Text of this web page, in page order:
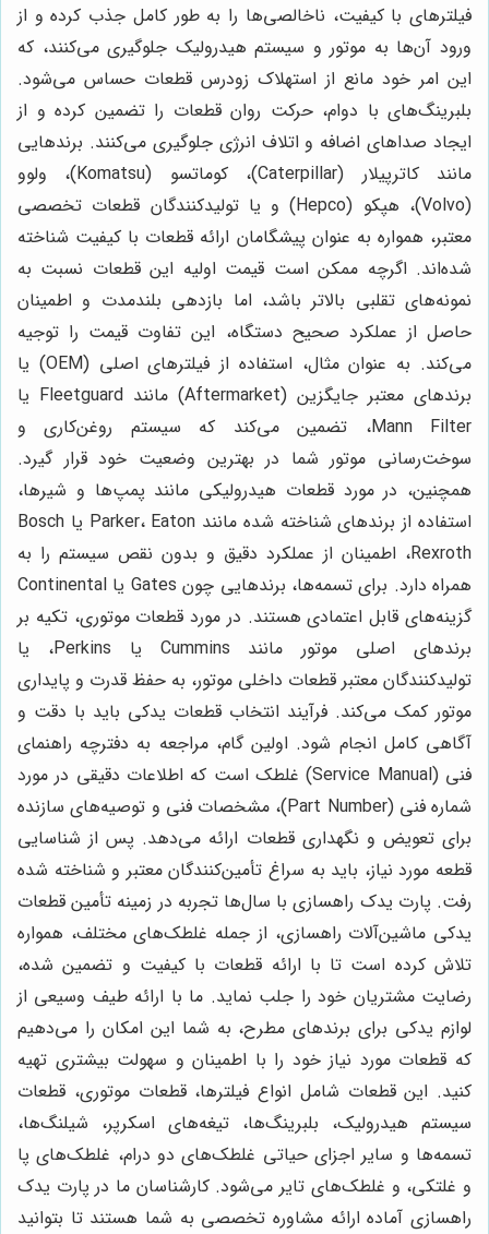
فیلترهای با کیفیت، ناخالصی‌ها را به طور کامل جذب کرده و از
ورود آن‌ها به موتور و سیستم هیدرولیک جلوگیری می‌کنند، که
این امر خود مانع از استهلاک زودرس قطعات حساس می‌شود.
بلبرینگ‌های با دوام، حرکت روان قطعات را تضمین کرده و از
ایجاد صداهای اضافه و اتلاف انرژی جلوگیری می‌کنند. برندهایی
مانند کاترپیلار (Caterpillar)، کوماتسو (Komatsu)، ولوو
(Volvo)، هپکو (Hepco) و یا تولیدکنندگان قطعات تخصصی
معتبر، همواره به عنوان پیشگامان ارائه قطعات با کیفیت شناخته
شده‌اند. اگرچه ممکن است قیمت اولیه این قطعات نسبت به
نمونه‌های تقلبی بالاتر باشد، اما بازدهی بلندمدت و اطمینان
حاصل از عملکرد صحیح دستگاه، این تفاوت قیمت را توجیه
می‌کند. به عنوان مثال، استفاده از فیلترهای اصلی (OEM) یا
برندهای معتبر جایگزین (Aftermarket) مانند Fleetguard یا
Mann Filter، تضمین می‌کند که سیستم روغن‌کاری و
سوخت‌رسانی موتور شما در بهترین وضعیت خود قرار گیرد.
همچنین، در مورد قطعات هیدرولیکی مانند پمپ‌ها و شیرها،
استفاده از برندهای شناخته شده مانند Parker، Eaton یا Bosch
Rexroth، اطمینان از عملکرد دقیق و بدون نقص سیستم را به
همراه دارد. برای تسمه‌ها، برندهایی چون Gates یا Continental
گزینه‌های قابل اعتمادی هستند. در مورد قطعات موتوری، تکیه بر
برندهای اصلی موتور مانند Cummins یا Perkins، یا
تولیدکنندگان معتبر قطعات داخلی موتور، به حفظ قدرت و پایداری
موتور کمک می‌کند. فرآیند انتخاب قطعات یدکی باید با دقت و
آگاهی کامل انجام شود. اولین گام، مراجعه به دفترچه راهنمای
فنی (Service Manual) غلطک است که اطلاعات دقیقی در مورد
شماره فنی (Part Number)، مشخصات فنی و توصیه‌های سازنده
برای تعویض و نگهداری قطعات ارائه می‌دهد. پس از شناسایی
قطعه مورد نیاز، باید به سراغ تأمین‌کنندگان معتبر و شناخته شده
رفت. پارت یدک راهسازی با سال‌ها تجربه در زمینه تأمین قطعات
یدکی ماشین‌آلات راهسازی، از جمله غلطک‌های مختلف، همواره
تلاش کرده است تا با ارائه قطعات با کیفیت و تضمین شده،
رضایت مشتریان خود را جلب نماید. ما با ارائه طیف وسیعی از
لوازم یدکی برای برندهای مطرح، به شما این امکان را می‌دهیم
که قطعات مورد نیاز خود را با اطمینان و سهولت بیشتری تهیه
کنید. این قطعات شامل انواع فیلترها، قطعات موتوری، قطعات
سیستم هیدرولیک، بلبرینگ‌ها، تیغه‌های اسکرپر، شیلنگ‌ها،
تسمه‌ها و سایر اجزای حیاتی غلطک‌های دو درام، غلطک‌های پا
و غلتکی، و غلطک‌های تایر می‌شود. کارشناسان ما در پارت یدک
راهسازی آماده ارائه مشاوره تخصصی به شما هستند تا بتوانید